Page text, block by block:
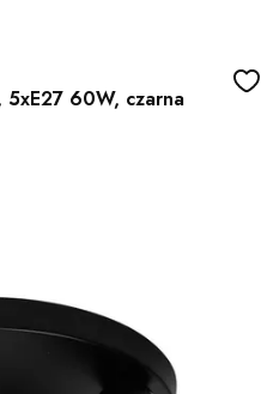
60W, czarna